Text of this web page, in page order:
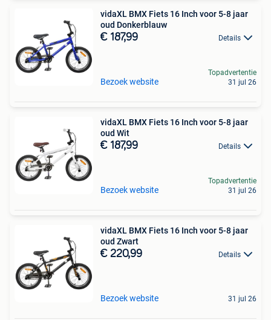
vidaXL BMX Fiets 16 Inch voor 5-8 jaar
oud Donkerblauw
€ 187,99 Details
Bezoek website
Topadvertentie
31 jul 26
vidaXL BMX Fiets 16 Inch voor 5-8 jaar
oud Wit
€ 187,99 Details
Bezoek website
Topadvertentie
31 jul 26
vidaXL BMX Fiets 16 Inch voor 5-8 jaar
oud Zwart
€ 220,99 Details
Bezoek website 31 jul 26